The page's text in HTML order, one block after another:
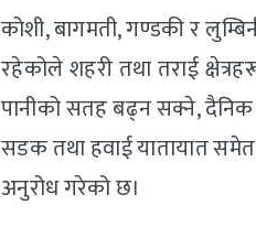
कोशी, बागमती, गण्डकी र
रहेकोले शहरी तथा तराई
पानीको सतह बढ्न सक्ने, दैनिक
सडक तथा हवाई यातायात
अनुरोध गरेको छ।